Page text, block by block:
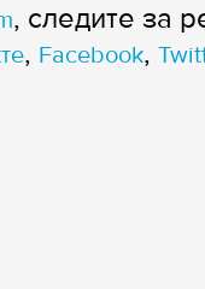
, следите за
, Facebook,